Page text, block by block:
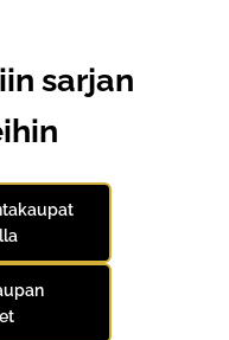
sarjan